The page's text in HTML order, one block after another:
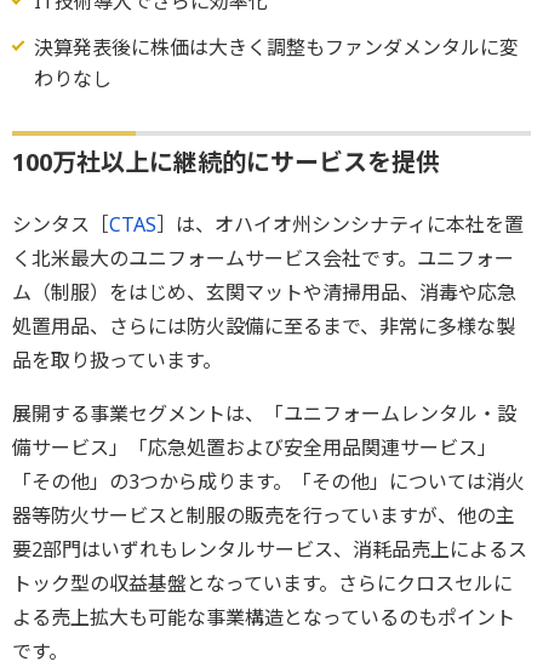
決算発表後に株価は大きく調整もファンダメンタルに変
わりなし
100万社以上に継続的にサービスを提供
シンタス［CTAS］は、オハイオ州シンシナティに本社を置
く北米最大のユニフォームサービス会社です。ユニフォー
ム（制服）をはじめ、玄関マットや清掃用品、消毒や応急
処置用品、さらには防火設備に至るまで、非常に多様な製
品を取り扱っています。
展開する事業セグメントは、「ユニフォームレンタル・設
備サービス」「応急処置および安全用品関連サービス」
「その他」の3つから成ります。「その他」については消火
器等防火サービスと制服の販売を行っていますが、他の主
要2部門はいずれもレンタルサービス、消耗品売上によるス
トック型の収益基盤となっています。さらにクロスセルに
よる売上拡大も可能な事業構造となっているのもポイント
です。